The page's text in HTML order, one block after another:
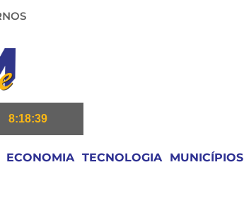
8:18:40
ECONOMIA TECNOLOGIA MUNICÍPIOS